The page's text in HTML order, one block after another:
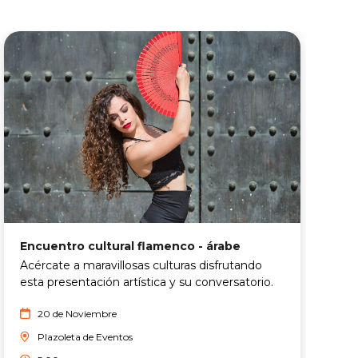
Encuentro cultural flamenco - árabe
Acércate a maravillosas culturas disfrutando
esta presentación artística y su conversatorio.
20 de Noviembre
Plazoleta de Eventos